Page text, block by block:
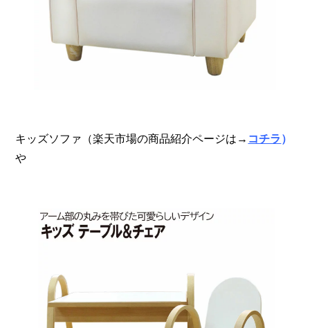
キッズソファ（楽天市場の商品紹介ページは→ コチラ ）
や